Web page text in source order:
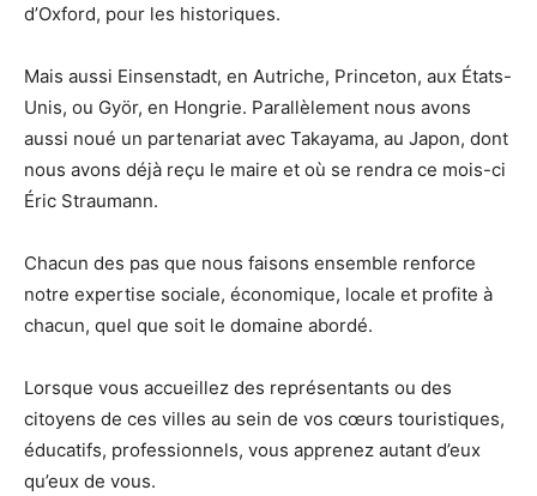
d’Oxford, pour les historiques.
Mais aussi Einsenstadt, en Autriche, Princeton, aux États-
Unis, ou Györ, en Hongrie. Parallèlement nous avons
aussi noué un partenariat avec Takayama, au Japon, dont
nous avons déjà reçu le maire et où se rendra ce mois-ci
Éric Straumann.
Chacun des pas que nous faisons ensemble renforce
notre expertise sociale, économique, locale et profite à
chacun, quel que soit le domaine abordé.
Lorsque vous accueillez des représentants ou des
citoyens de ces villes au sein de vos cœurs touristiques,
éducatifs, professionnels, vous apprenez autant d’eux
qu’eux de vous.